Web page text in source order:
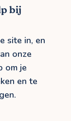
bij
site in, en
onze
om je
en te